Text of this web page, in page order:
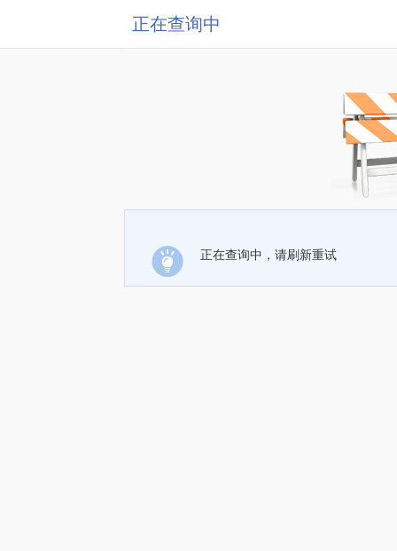
正在查询中
正在查询中，请刷新重试